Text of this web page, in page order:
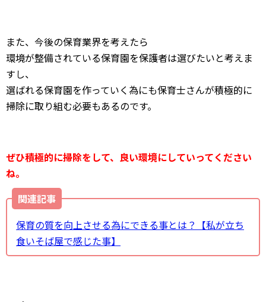
また、今後の保育業界を考えたら
環境が整備されている保育園を保護者は選びたいと考えま
すし、
選ばれる保育園を作っていく為にも保育士さんが積極的に
掃除に取り組む必要もあるのです。
ぜひ積極的に掃除をして、良い環境にしていってください
ね。
関連記事
保育の質を向上させる為にできる事とは？【私が立ち
食いそば屋で感じた事】